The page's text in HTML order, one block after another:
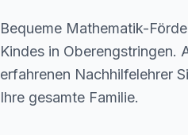
Bequeme Mathematik-
Kindes in Oberengstringen.
erfahrenen Nachhilfelehrer
Ihre gesamte Familie.